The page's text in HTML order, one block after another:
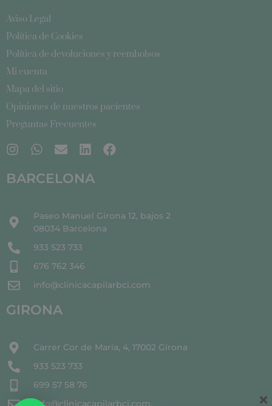
Aviso Legal
Política de Cookies
Política de devoluciones y reembolsos
Mi cuenta
Mapa del sitio
Opiniones de nuestros pacientes
Preguntas Frecuentes
BARCELONA
Paseo Manuel Girona 12, bajos 2
08034 Barcelona
933 523 733
676 762 346
info@clinicacapilarbci.com
GIRONA
Carrer Cor de Maria, 4, 17002 Girona
933 523 733
699 57 58 76